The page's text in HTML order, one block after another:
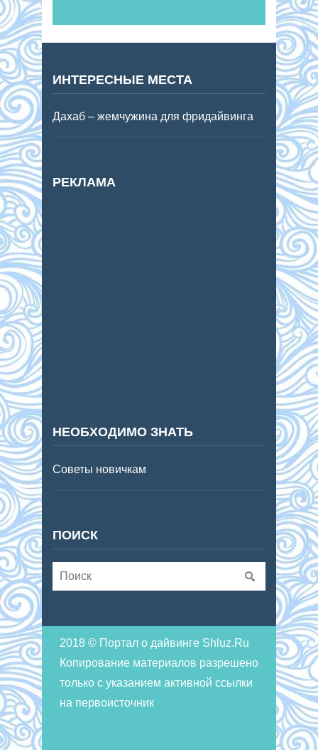
ИНТЕРЕСНЫЕ МЕСТА
Дахаб – жемчужина для фридайвинга
РЕКЛАМА
НЕОБХОДИМО ЗНАТЬ
Советы новичкам
ПОИСК
2018 © Портал о дайвинге Shluz.Ru
Копирование материалов разрешено
только с указанием активной ссылки
на первоисточник